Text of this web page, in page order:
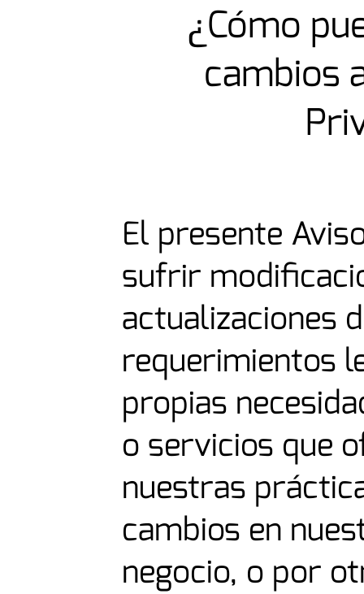
¿Cómo
cambios
El presente
sufrir
actualizaciones
requerimientos
propias
o servicios que
nuestras
cambios en
negocio, o por